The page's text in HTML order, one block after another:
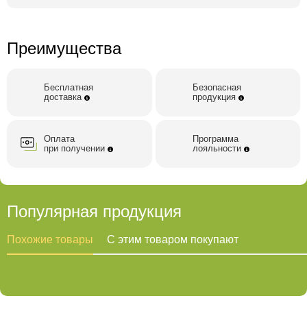
Аюрведические препараты
Преимущества
Бесплатная
доставка
Безопасная
продукция
Оплата
при получении
Программа
лояльности
Популярная продукция
Похожие товары С этим товаром покупают